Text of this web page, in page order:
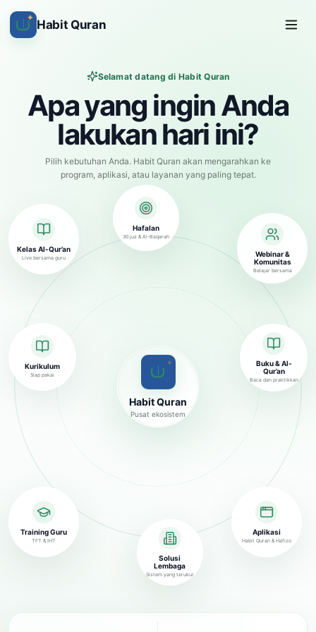
✦ Habit Quran
Selamat datang di Habit Quran
Apa yang ingin Anda
lakukan hari ini?
Pilih kebutuhan Anda. Habit Quran akan mengarahkan ke
program, aplikasi, atau layanan yang paling tepat.
✦
Habit Quran
Pusat ekosistem
Kelas Al-Qur’an
Live bersama guru
Hafalan
30 juz & Al-Baqarah
Buku & Al-
Qur’an
Baca dan praktikkan
Training Guru
TFT & IHT
Solusi
Lembaga
Sistem yang terukur
Kurikulum
Siap pakai
Aplikasi
Habit Quran & Hafizo
Webinar &
Komunitas
Belajar bersama